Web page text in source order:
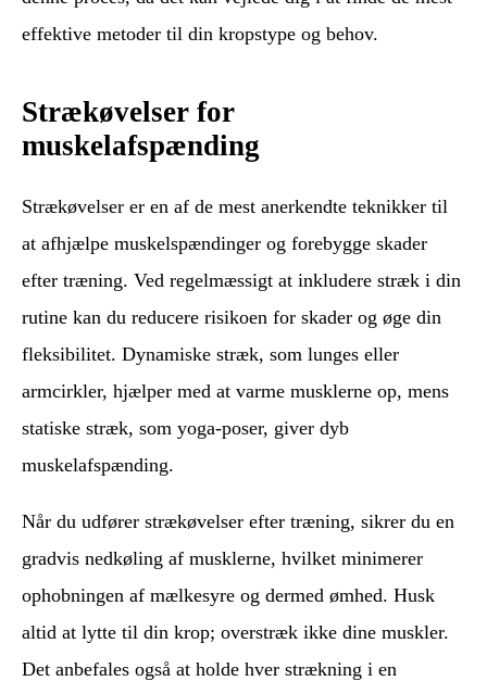
effektive metoder til din kropstype og behov.
Strækøvelser for
muskelafspænding
Strækøvelser er en af de mest anerkendte teknikker til
at afhjælpe muskelspændinger og forebygge skader
efter træning. Ved regelmæssigt at inkludere stræk i din
rutine kan du reducere risikoen for skader og øge din
fleksibilitet. Dynamiske stræk, som lunges eller
armcirkler, hjælper med at varme musklerne op, mens
statiske stræk, som yoga-poser, giver dyb
muskelafspænding.
Når du udfører strækøvelser efter træning, sikrer du en
gradvis nedkøling af musklerne, hvilket minimerer
ophobningen af mælkesyre og dermed ømhed. Husk
altid at lytte til din krop; overstræk ikke dine muskler.
Det anbefales også at holde hver strækning i en